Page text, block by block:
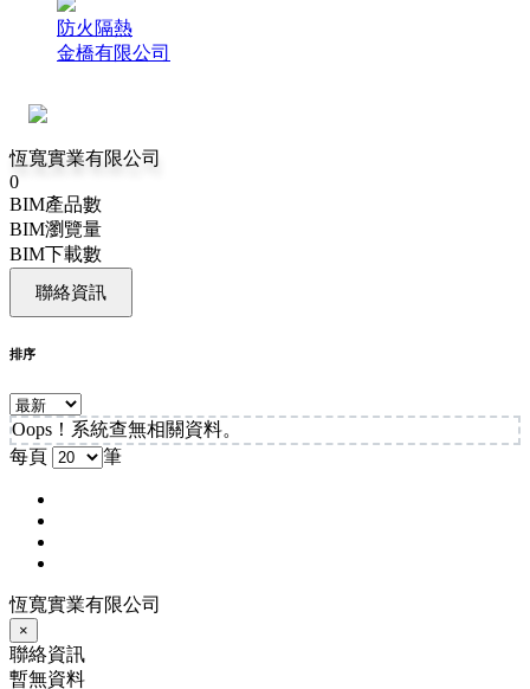
防火隔熱
金橋有限公司
恆寬實業有限公司
0
BIM產品數
BIM瀏覽量
BIM下載數
聯絡資訊
排序
Oops！系統查無相關資料。
每頁
筆
恆寬實業有限公司
×
聯絡資訊
暫無資料